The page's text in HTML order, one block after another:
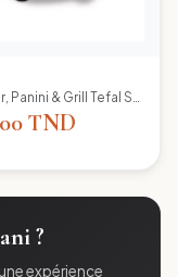
TND
?
expérience